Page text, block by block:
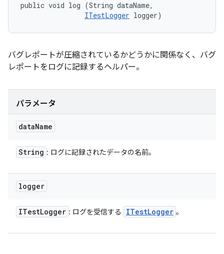
public void log (String dataName,
ITestLogger logger)
バグレポートが圧縮されているかどうかに関係なく、バグ
レポートをログに記録するヘルパー。
パラメータ
dataName
String : ログに記録されたデータの名前。
logger
ITestLogger : ログを受信する ITestLogger 。